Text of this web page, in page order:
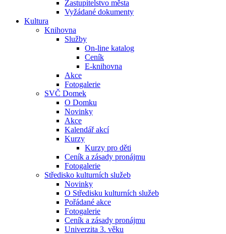
Zastupitelstvo města
Vyžádané dokumenty
Kultura
Knihovna
Služby
On-line katalog
Ceník
E-knihovna
Akce
Fotogalerie
SVČ Domek
O Domku
Novinky
Akce
Kalendář akcí
Kurzy
Kurzy pro děti
Ceník a zásady pronájmu
Fotogalerie
Středisko kulturních služeb
Novinky
O Středisku kulturních služeb
Pořádané akce
Fotogalerie
Ceník a zásady pronájmu
Univerzita 3. věku